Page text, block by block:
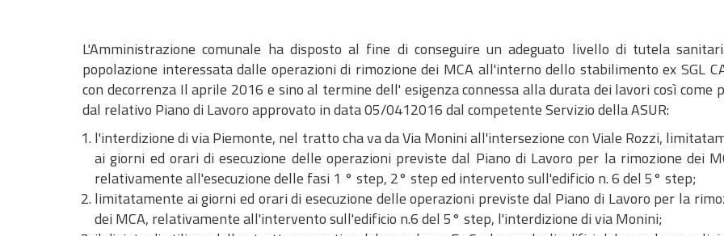
L'Amministrazione comunale ha disposto al fine di conseguire un adeguato livello di tutela
popolazione interessata dalle operazioni di rimozione dei MCA all'interno dello stabilimento ex SGL
con decorrenza Il aprile 2016 e sino al termine dell' esigenza connessa alla durata dei lavori così come
dal relativo Piano di Lavoro approvato in data 05/0412016 dal competente Servizio della ASUR:
l'interdizione di via Piemonte, nel tratto cha va da Via Monini all'intersezione con Viale Rozzi,
ai giorni ed orari di esecuzione delle operazioni previste dal Piano di Lavoro per la rimozione dei
relativamente all'esecuzione delle fasi 1 ° step, 2° step ed intervento sull'edificio n. 6 del 5° step;
limitatamente ai giorni ed orari di esecuzione delle operazioni previste dal Piano di Lavoro per la
dei MCA, relativamente all'intervento sull'edificio n.6 del 5° step, l'interdizione di via Monini;